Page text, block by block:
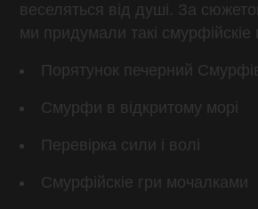
веселяться від душі. За
ми придумали такі смурфійскіе
Порятунок печерний
Смурфи в відкритому морі
Перевірка сили і волі
Смурфійскіе гри мочалками